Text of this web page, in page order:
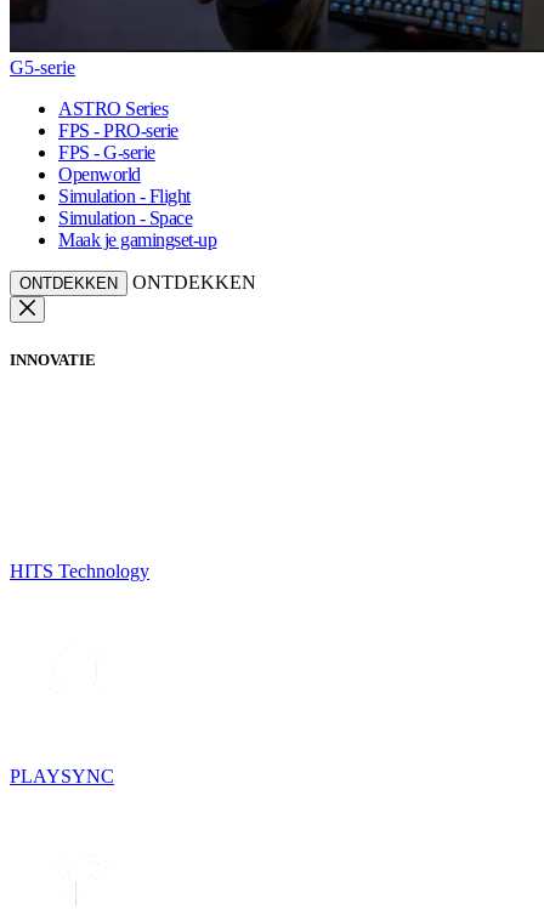
G5-serie
ASTRO Series
FPS - PRO-serie
FPS - G-serie
Openworld
Simulation - Flight
Simulation - Space
Maak je gamingset-up
ONTDEKKEN ONTDEKKEN
INNOVATIE
HITS Technology
PLAYSYNC